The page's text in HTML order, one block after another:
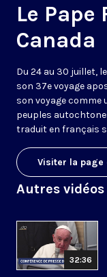
Le Pape
Canada
Du 24 au 30 juillet,
son 37e voyage
son voyage comme
peuples
traduit en français
Visiter la page
Autres
32:36